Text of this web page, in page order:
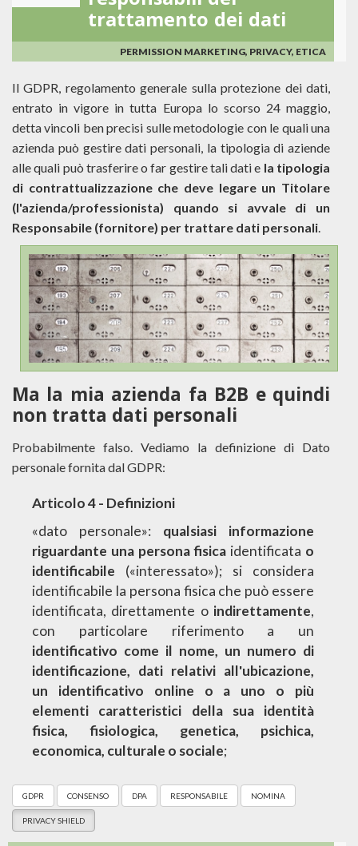
trattamento dei dati
PERMISSION MARKETING, PRIVACY, ETICA
Il GDPR, regolamento generale sulla protezione dei dati,
entrato in vigore in tutta Europa lo scorso 24 maggio,
detta vincoli ben precisi sulle metodologie con le quali una
azienda può gestire dati personali, la tipologia di aziende
alle quali può trasferire o far gestire tali dati e la tipologia
di contrattualizzazione che deve legare un Titolare
(l'azienda/professionista) quando si avvale di un
Responsabile (fornitore) per trattare dati personali.
Ma la mia azienda fa B2B e quindi
non tratta dati personali
Probabilmente falso. Vediamo la definizione di Dato
personale fornita dal GDPR:
Articolo 4 - Definizioni
«dato personale»: qualsiasi informazione
riguardante una persona fisica identificata o
identificabile («interessato»); si considera
identificabile la persona fisica che può essere
identificata, direttamente o indirettamente,
con particolare riferimento a un
identificativo come il nome, un numero di
identificazione, dati relativi all'ubicazione,
un identificativo online o a uno o più
elementi caratteristici della sua identità
fisica, fisiologica, genetica, psichica,
economica, culturale o sociale;
GDPR CONSENSO DPA RESPONSABILE NOMINA
PRIVACY SHIELD